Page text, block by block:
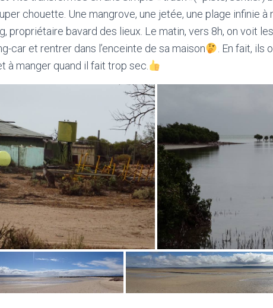
chouette. Une mangrove, une jetée, une plage infinie
propriétaire bavard des lieux. Le matin, vers 8h, on voit
car et rentrer dans l’enceinte de sa maison
. En fait, ils
à manger quand il fait trop sec.